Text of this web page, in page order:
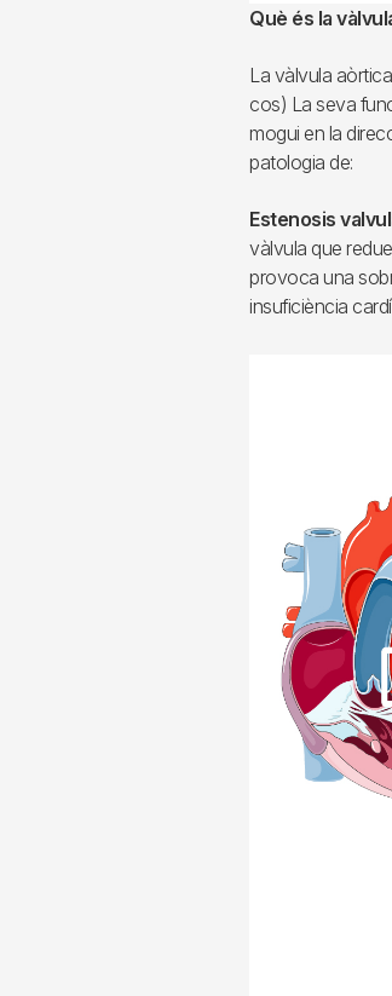
Què és la
La vàlvula
cos) La seva
mogui en la
patologia de:
Estenosis
vàlvula que
provoca una
insuficiència